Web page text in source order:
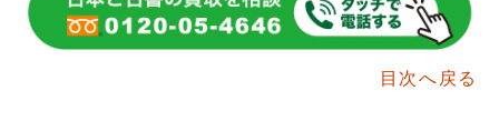
目次へ戻る